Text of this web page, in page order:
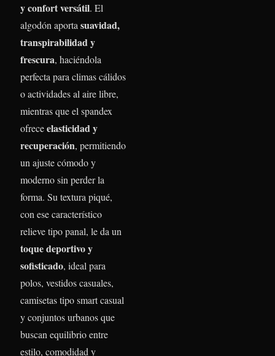
y confort versátil. El
algodón aportasuavidad,
transpirabilidad y
frescura, haciéndola
perfecta para climas cálidos
o actividades al aire libre,
mientras que el spandex
ofreceelasticidad y
recuperación, permitiendo
un ajuste cómodo y
moderno sin perder la
forma. Su textura piqué,
con ese característico
relieve tipo panal, le da un
toque deportivo y
sofisticado, ideal para
polos, vestidos casuales,
camisetas tipo smart casual
y conjuntos urbanos que
buscan equilibrio entre
estilo, comodidad y